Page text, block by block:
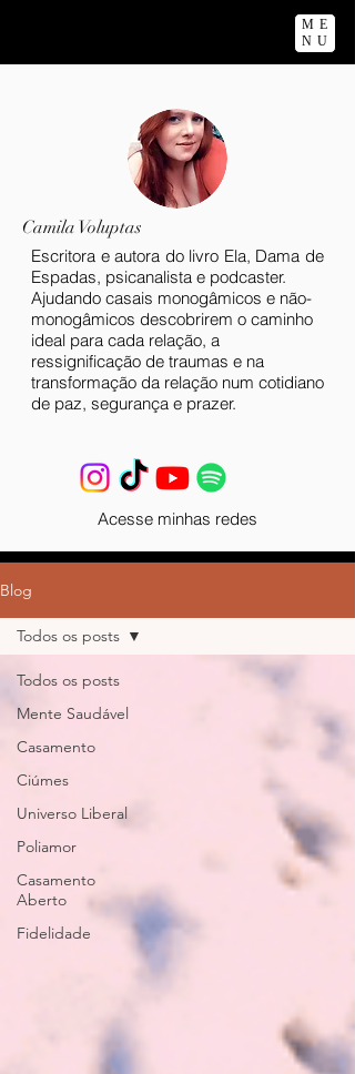
ME
NU
Camila Voluptas
Escritora e autora do livro Ela, Dama de
Espadas, psicanalista e podcaster.
Ajudando casais monogâmicos e não-
monogâmicos descobrirem o caminho
ideal para cada relação, a
ressignificação de traumas e na
transformação da relação num cotidiano
de paz, segurança e prazer.
Acesse minhas redes
Blog
Todos os posts
Mente Saudável
Casamento
Ciúmes
Universo Liberal
Poliamor
Casamento
Aberto
Fidelidade
Todos os posts